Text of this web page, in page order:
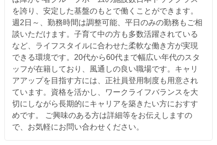
を誇り、安定した基盤のもとで働くことができます。
週2日～、勤務時間は調整可能、平日のみの勤務もご相
談いただけます。子育て中の方も多数活躍されている
など、ライフスタイルに合わせた柔軟な働き方が実現
できる環境です。20代から60代まで幅広い年代のスタ
ッフが在籍しており、風通しの良い職場です。キャリ
アアップを目指す方には、正社員登用制度も用意され
ています。資格を活かし、ワークライフバランスを大
切にしながら長期的にキャリアを築きたい方におすす
めです。 ご興味のある方は詳細等をお伝えしますの
で、お気軽にお問い合わせください。